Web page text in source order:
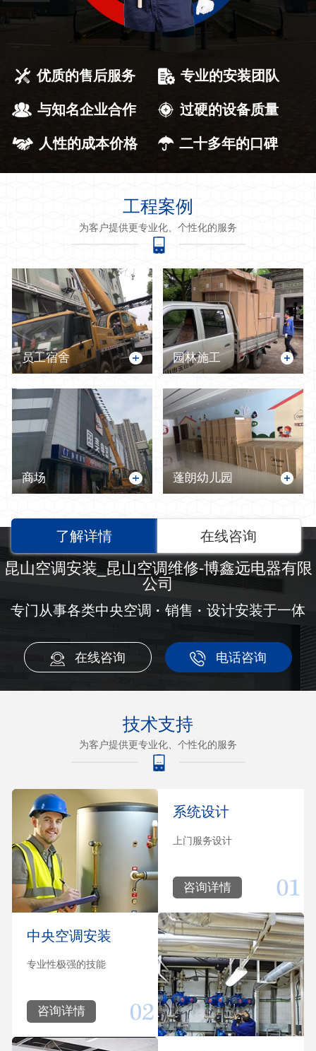
优质的售后服务 专业的安装团队
与知名企业合作 过硬的设备质量
人性的成本价格 二十多年的口碑
工程案例
为客户提供更专业化、个性化的服务
员工宿舍 园林施工
商场 蓬朗幼儿园
了解详情 在线咨询
昆山空调安装_昆山空调维修-博鑫远电器有限
公司
专门从事各类中央空调 · 销售 · 设计安装于一体
在线咨询 电话咨询
技术支持
为客户提供更专业化、个性化的服务
系统设计
上门服务设计
咨询详情
中央空调安装
专业性极强的技能
咨询详情